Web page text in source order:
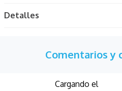
Detalles
Comentarios y
Cargando el